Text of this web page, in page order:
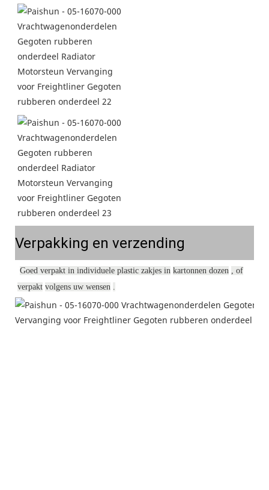
Verpakking en verzending
Goed verpakt in individuele plastic zakjes in kartonnen dozen , of
verpakt volgens uw wensen .